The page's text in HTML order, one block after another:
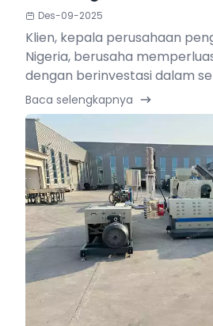
Des-09-2025
Klien, kepala perusahaan
Nigeria, berusaha
dengan berinvestasi dalam
Baca selengkapnya